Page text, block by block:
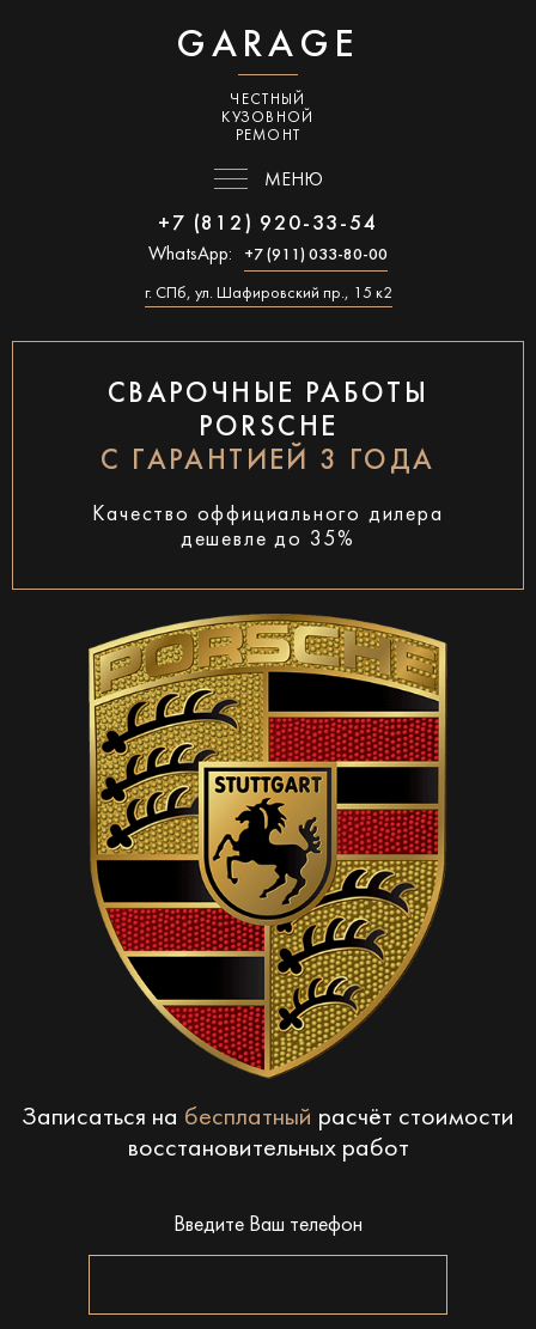
GARAGE
ЧЕСТНЫЙ
КУЗОВНОЙ
РЕМОНТ
МЕНЮ
+7 (812) 920-33-54
WhatsApp: +7 (911) 033-80-00
г. СПб, ул. Шафировский пр., 15 к2
СВАРОЧНЫЕ РАБОТЫ
PORSCHE
С ГАРАНТИЕЙ 3 ГОДА
Качество оффициального дилера
дешевле до 35%
Записаться на бесплатный расчёт стоимости
восстановительных работ
Введите Ваш телефон